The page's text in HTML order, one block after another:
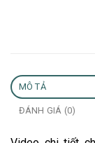
MÔ TẢ
ĐÁNH GIÁ (0)